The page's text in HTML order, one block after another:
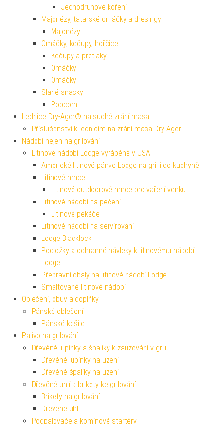
Jednodruhové koření
Majonézy, tatarské omáčky a dresingy
Majonézy
Omáčky, kečupy, hořčice
Kečupy a protlaky
Omáčky
Omáčky
Slané snacky
Popcorn
Lednice Dry-Ager® na suché zrání masa
Příslušenství k lednicím na zrání masa Dry-Ager
Nádobí nejen na grilování
Litinové nádobí Lodge vyráběné v USA
Americké litinové pánve Lodge na gril i do kuchyně
Litinové hrnce
Litinové outdoorové hrnce pro vaření venku
Litinové nádobí na pečení
Litinové pekáče
Litinové nádobí na servírování
Lodge Blacklock
Podložky a ochranné návleky k litinovému nádobí
Lodge
Přepravní obaly na litinové nádobí Lodge
Smaltované litinové nádobí
Oblečení, obuv a doplňky
Pánské oblečení
Pánské košile
Palivo na grilování
Dřevěné lupínky a špalíky k zauzování v grilu
Dřevěné lupínky na uzení
Dřevěné špalíky na uzení
Dřevěné uhlí a brikety ke grilování
Brikety na grilování
Dřevěné uhlí
Podpalovače a komínové startéry